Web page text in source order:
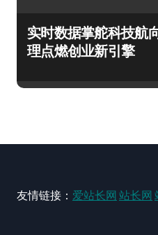
实时数据掌舵科技航
理点燃创业新引擎
友情链接： 爱站长网 站长网